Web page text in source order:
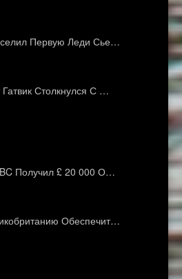
Первую Леди Сье…
Столкнулся С …
Получил £ 20 000 О…
Обеспечит…